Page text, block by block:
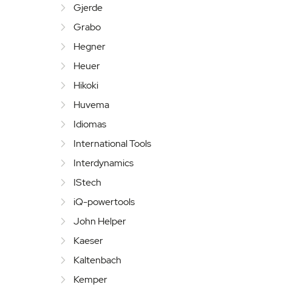
Gjerde
Grabo
Hegner
Heuer
Hikoki
Huvema
Idiomas
International Tools
Interdynamics
IStech
iQ-powertools
John Helper
Kaeser
Kaltenbach
Kemper